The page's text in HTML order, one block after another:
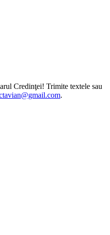
Credinţei! Trimite textele sau
.